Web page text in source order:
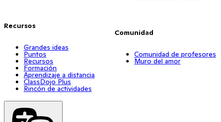
Recursos
Grandes ideas
Puntos
Recursos
Formación
Aprendizaje a distancia
ClassDojo Plus
Rincón de actividades
Comunidad
Comunidad de profesores
Muro del amor